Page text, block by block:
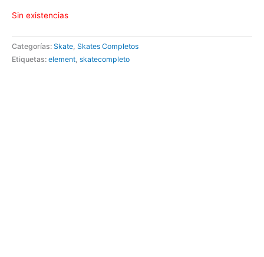
Sin existencias
Categorías: Skate, Skates Completos
Etiquetas: element, skatecompleto